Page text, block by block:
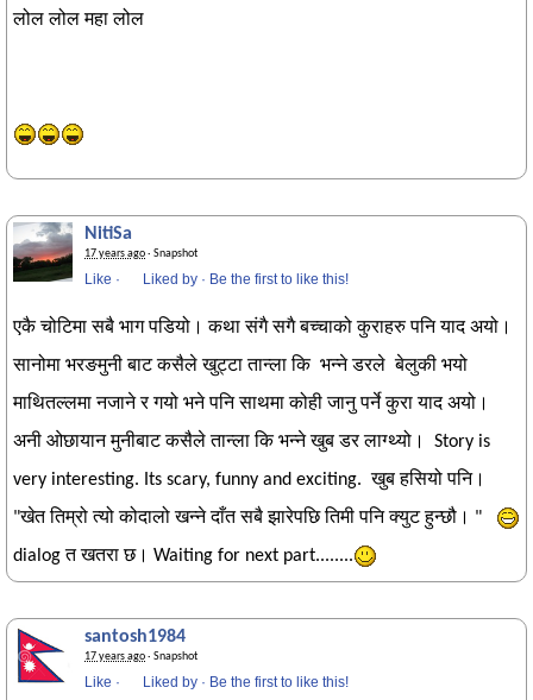
लोल लोल महा लोल
NitiSa
17 years ago· Snapshot
Like · Liked by · Be the first to like this!
एकै चोटिमा सबै भाग पडियो। कथा संगै सगै बच्चाको कुराहरु पनि याद अयो।
सानोमा भरङमुनी बाट कसैले खुट्टा तान्ला कि भन्ने डरले बेलुकी भयो
माथितल्लमा नजाने र गयो भने पनि साथमा कोही जानु पर्ने कुरा याद अयो।
अनी ओछायान मुनीबाट कसैले तान्ला कि भन्ने खुब डर लाग्थ्यो। Story is
very interesting. Its scary, funny and exciting. खुब हसियो पनि।
"खेत तिम्रो त्यो कोदालो खन्ने दाँत सबै झारेपछि तिमी पनि क्युट हुन्छौ। "
dialog त खतरा छ। Waiting for next part........
santosh1984
17 years ago· Snapshot
Like · Liked by · Be the first to like this!